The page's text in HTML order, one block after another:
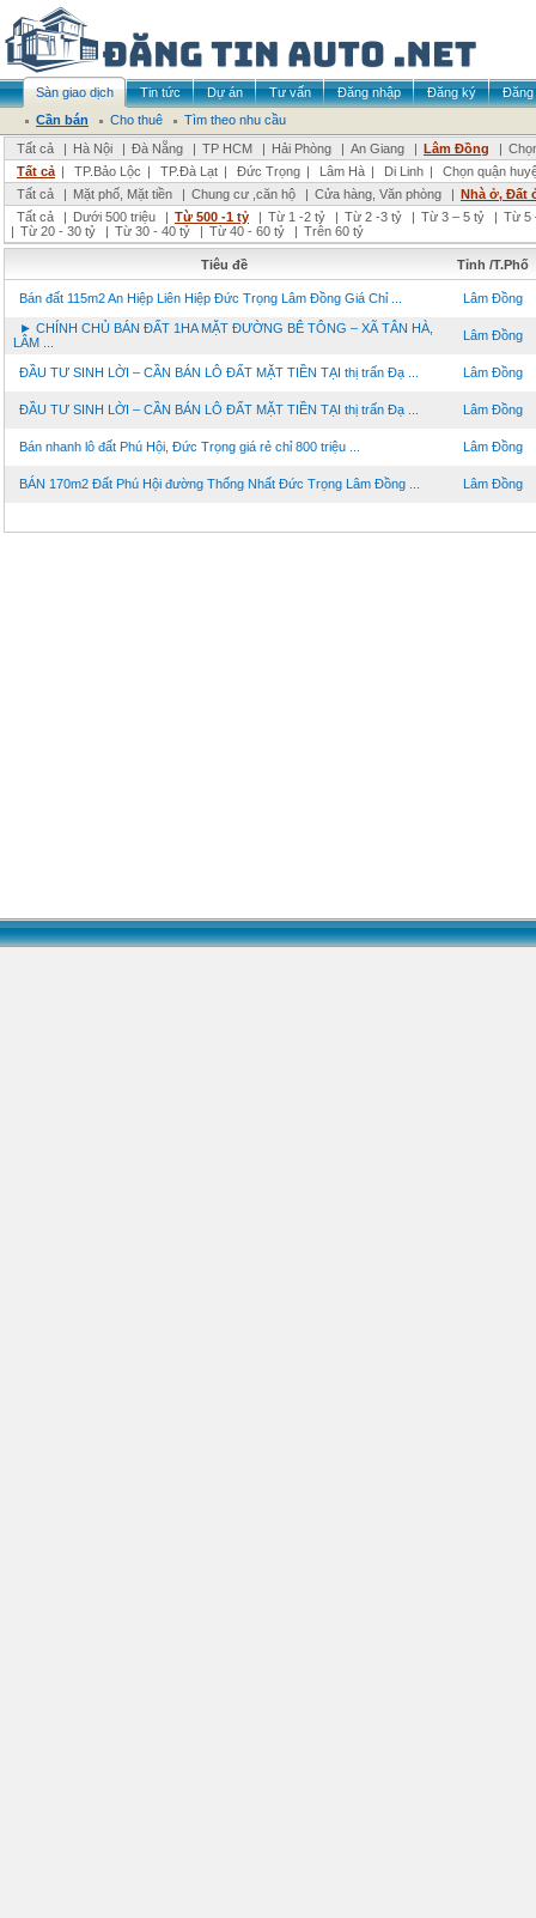
Sàn giao dịch Tin tức Dự án Tư vấn Đăng nhập Đăng ký
Đăng
Cần bán
Cho thuê
Tìm theo nhu cầu
Tất cả
| Hà Nội | Đà Nẵng | TP HCM | Hải Phòng | An Giang | Lâm Đồng |
Tất cả | TP.Bảo Lộc | TP.Đà Lạt | Đức Trọng | Lâm Hà | Di Linh |
Chọn quận
Tất cả
| Mặt phố, Mặt tiền | Chung cư ,căn hộ | Cửa hàng, Văn phòng | Nhà ở, Đất
Tất cả
| Dưới 500 triệu | Từ 500 -1 tỷ | Từ 1 -2 tỷ | Từ 2 -3 tỷ | Từ 3 – 5 tỷ | Từ 5
| Từ 20 - 30 tỷ | Từ 30 - 40 tỷ | Từ 40 - 60 tỷ | Trên 60 tỷ
Tiêu đề Tỉnh /T.Phố
Bán đất 115m2 An Hiệp Liên Hiệp Đức Trọng Lâm Đồng Giá Chỉ ... Lâm Đồng
► CHÍNH CHỦ BÁN ĐẤT 1HA MẶT ĐƯỜNG BÊ TÔNG – XÃ TÂN HÀ,
LÂM ...
Lâm Đồng
ĐẦU TƯ SINH LỜI – CẦN BÁN LÔ ĐẤT MẶT TIỀN TẠI thị trấn Đạ ... Lâm Đồng
ĐẦU TƯ SINH LỜI – CẦN BÁN LÔ ĐẤT MẶT TIỀN TẠI thị trấn Đạ ... Lâm Đồng
Bán nhanh lô đất Phú Hội, Đức Trọng giá rẻ chỉ 800 triệu ... Lâm Đồng
BÁN 170m2 Đất Phú Hội đường Thống Nhất Đức Trọng Lâm Đồng ... Lâm Đồng